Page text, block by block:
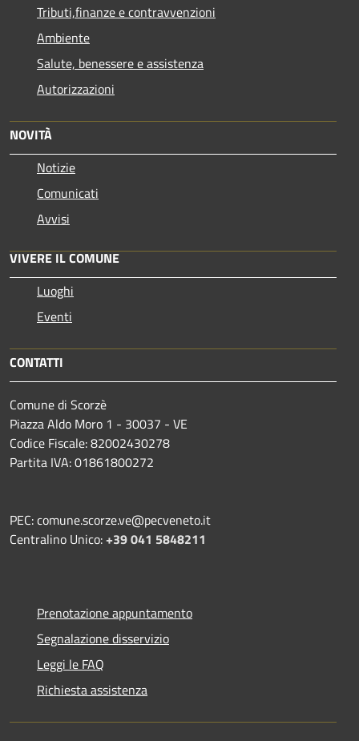
Tributi,finanze e contravvenzioni
Ambiente
Salute, benessere e assistenza
Autorizzazioni
NOVITÀ
Notizie
Comunicati
Avvisi
VIVERE IL COMUNE
Luoghi
Eventi
CONTATTI
Comune di Scorzè
Piazza Aldo Moro 1 - 30037 - VE
Codice Fiscale: 82002430278
Partita IVA: 01861800272
PEC: comune.scorze.ve@pecveneto.it
Centralino Unico:+39 041 5848211
Prenotazione appuntamento
Segnalazione disservizio
Leggi le FAQ
Richiesta assistenza